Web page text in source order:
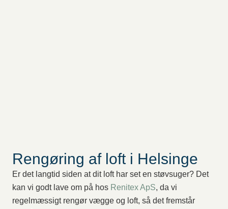
Rengøring af loft i Helsinge
Er det langtid siden at dit loft har set en støvsuger? Det
kan vi godt lave om på hos Renitex ApS, da vi
regelmæssigt rengør vægge og loft, så det fremstår